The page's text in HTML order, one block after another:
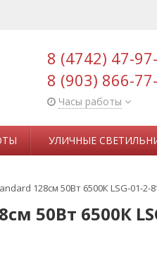
8 (4742) 47-
8 (903) 866-
Часы работы
УЛИЧНЫЕ
128см 50Вт 6500К LSG-01-2-
50Вт 6500К